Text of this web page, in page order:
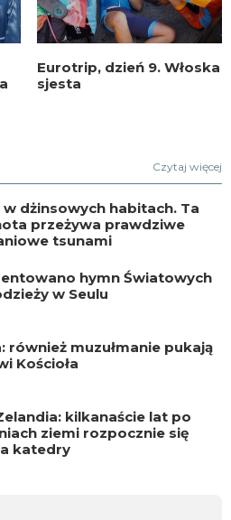
Eurotrip, dzień 9. Włoska
sjesta
Czytaj więcej
dżinsowych habitach. Ta
przeżywa prawdziwe
tsunami
hymn Światowych
w Seulu
również muzułmanie pukają
Kościoła
kilkanaście lat po
ziemi rozpocznie się
katedry